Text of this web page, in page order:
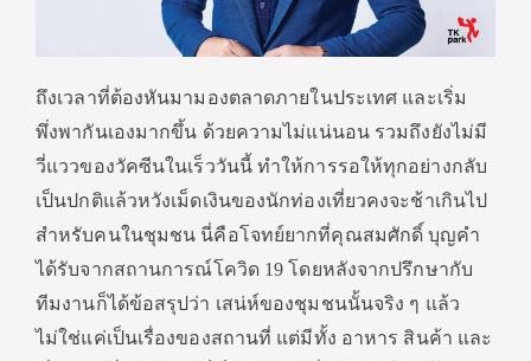
ถึงเวลาที่ต้องหันมามองตลาดภายในประเทศ และเริ่ม
พึ่งพากันเองมากขึ้น ด้วยความไม่แน่นอน รวมถึงยังไม่มี
วี่แววของวัคซีนในเร็ววันนี้ ทำให้การรอให้ทุกอย่างกลับ
เป็นปกติแล้วหวังเม็ดเงินของนักท่องเที่ยวคงจะช้าเกินไป
สำหรับคนในชุมชน นี่คือโจทย์ยากที่คุณสมศักดิ์ บุญคำ
ได้รับจากสถานการณ์โควิด 19 โดยหลังจากปรึกษากับ
ทีมงานก็ได้ข้อสรุปว่า เสน่ห์ของชุมชนนั้นจริง ๆ แล้ว
ไม่ใช่แค่เป็นเรื่องของสถานที่ แต่มีทั้ง อาหาร สินค้า และ